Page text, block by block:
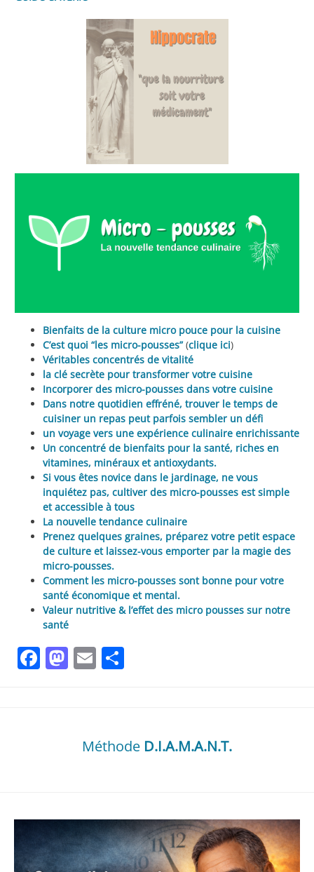
Bienfaits de la culture micro pouce pour la cuisine
C’est quoi “les micro-pousses”(clique ici)
Véritables concentrés de vitalité
la clé secrète pour transformer votre cuisine
Incorporer des micro-pousses dans votre cuisine
Dans notre quotidien effréné, trouver le temps de
cuisiner un repas peut parfois sembler un défi
un voyage vers une expérience culinaire enrichissante
Un concentré de bienfaits pour la santé, riches en
vitamines, minéraux et antioxydants.
Si vous êtes novice dans le jardinage, ne vous
inquiétez pas, cultiver des micro-pousses est simple
et accessible à tous
La nouvelle tendance culinaire
Prenez quelques graines, préparez votre petit espace
de culture et laissez-vous emporter par la magie des
micro-pousses.
Comment les micro-pousses sont bonne pour votre
santé économique et mental.
Valeur nutritive & l’effet des micro pousses sur notre
santé
Facebook
Mastodon
Email
Méthode D.I.A.M.A.N.T.